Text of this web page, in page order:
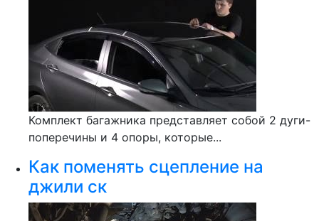
Комплект багажника представляет собой 2 дуги-
поперечины и 4 опоры, которые...
Как поменять сцепление на
джили ск